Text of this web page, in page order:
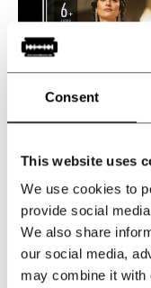
Consent
This website uses
We use cookies to
provide social
We also share
our social media,
may combine it with
Lizzie Shelby
Ultimate Card
Auf Lager
Loyal and wounded